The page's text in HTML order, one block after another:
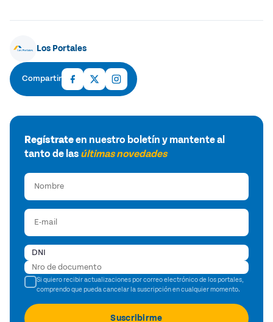
Los Portales
Compartir
Regístrateen nuestro boletín y mantente al
tanto de las últimas novedades
Si quiero recibir actualizaciones por correo electrónico de los portales,
comprendo que pueda cancelar la suscripción en cualquier momento.